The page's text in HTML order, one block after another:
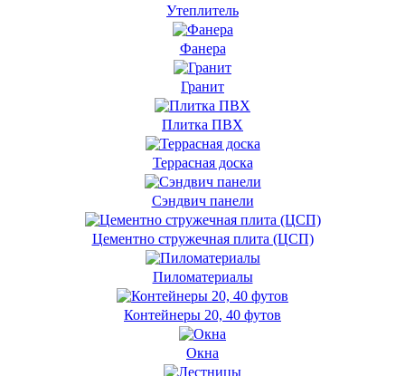
Утеплитель
Фанера
Гранит
Плитка ПВХ
Террасная доска
Сэндвич панели
Цементно стружечная плита (ЦСП)
Пиломатериалы
Контейнеры 20, 40 футов
Окна